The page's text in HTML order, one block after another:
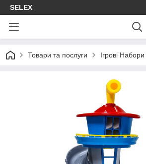
SELEX
Товари та послуги Ігрові